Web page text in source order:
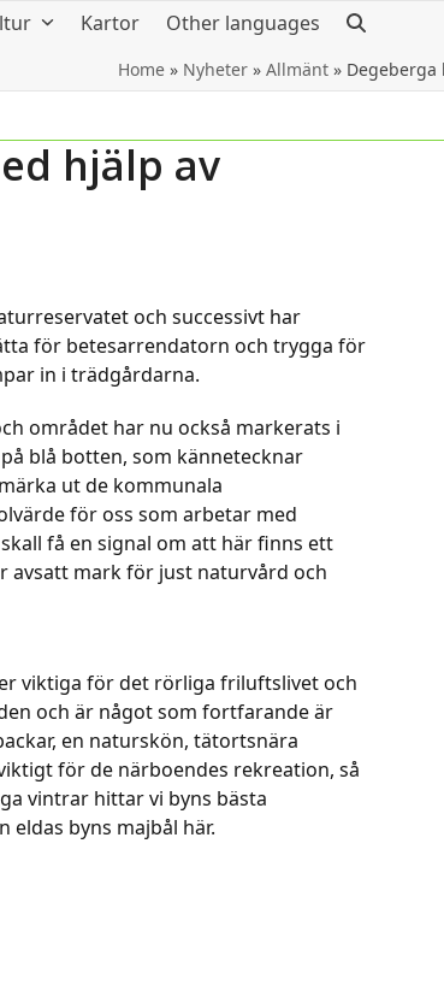
Kartor Other languages
Home» Nyheter» Allmänt»
hjälp av
och successivt har
för betesarrendatorn och trygga för
in i trädgårdarna.
området har nu också markerats i
blå botten, som kännetecknar
ut de kommunala
för oss som arbetar med
få en signal om att här finns ett
avsatt mark för just naturvård och
viktiga för det rörliga friluftslivet och
och är något som fortfarande är
en naturskön, tätortsnära
för de närboendes rekreation, så
vintrar hittar vi byns bästa
eldas byns majbål här.